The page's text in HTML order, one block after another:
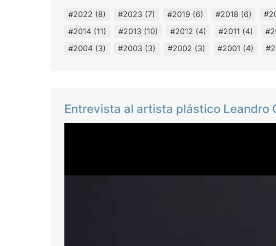
#2022 (8) #2023 (7) #2019 (6) #2018 (6)
#2014 (11) #2013 (10) #2012 (4) #2011 (4)
#2004 (3) #2003 (3) #2002 (3) #2001 (4)
Entrevista al artista plástico Leandro